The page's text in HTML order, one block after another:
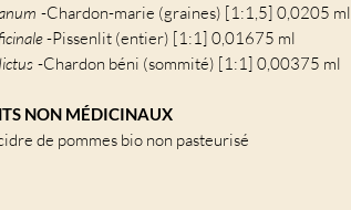
-Chardon-marie (graines) [1:1,5] 0,0205 ml
-Pissenlit (entier) [1:1] 0,01675 ml
-Chardon béni (sommité) [1:1] 0,00375 ml
NON MÉDICINAUX
de pommes bio non pasteurisé